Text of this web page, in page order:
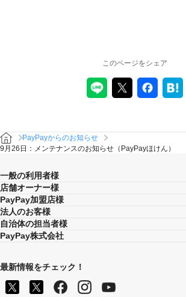
このページをシェア
PayPayからのお知らせ
9月26日：メンテナンスのお知らせ（PayPayほけん）
一般の利用者様
店舗オーナー様
PayPay加盟店様
法人のお客様
自治体の担当者様
PayPay株式会社
最新情報をチェック！